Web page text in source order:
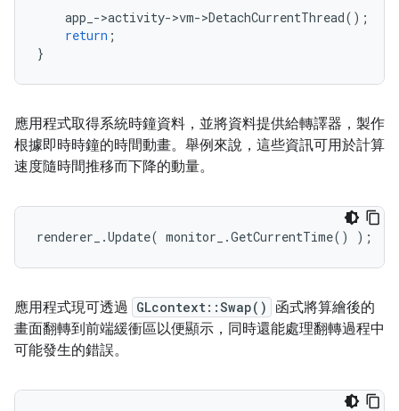
app_ ->activity->vm->DetachCurrentThread();
return ;
}
應用程式取得系統時鐘資料，並將資料提供給轉譯器，製作
根據即時時鐘的時間動畫。舉例來說，這些資訊可用於計算
速度隨時間推移而下降的動量。
renderer_ .Update( monitor_ .GetCurrentTime() );
應用程式現可透過 GLcontext::Swap()
函式將算繪後的
畫面翻轉到前端緩衝區以便顯示，同時還能處理翻轉過程中
可能發生的錯誤。